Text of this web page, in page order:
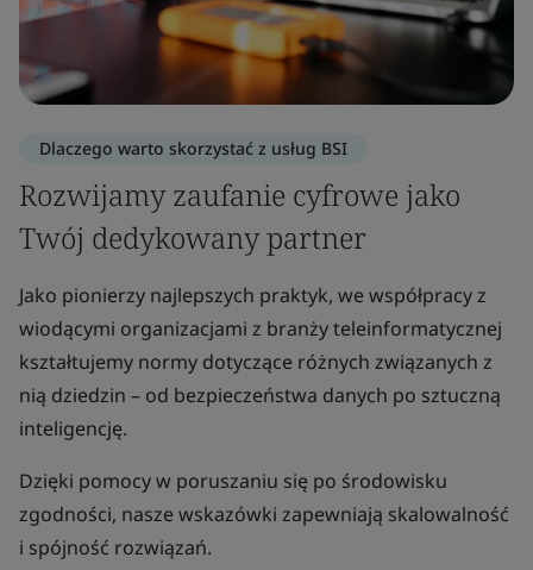
Dlaczego warto skorzystać z usług BSI
Rozwijamy zaufanie cyfrowe jako
Twój dedykowany partner
Jako pionierzy najlepszych praktyk, we współpracy z
wiodącymi organizacjami z branży teleinformatycznej
kształtujemy normy dotyczące różnych związanych z
nią dziedzin – od bezpieczeństwa danych po sztuczną
inteligencję.
Dzięki pomocy w poruszaniu się po środowisku
zgodności, nasze wskazówki zapewniają skalowalność
i spójność rozwiązań.